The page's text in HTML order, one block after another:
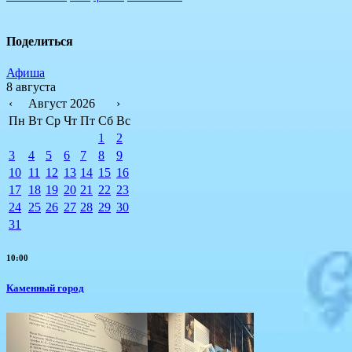
Поделиться
Афиша
8 августа
‹
Август 2026
›
Пн Вт Ср Чт Пт Сб Вс
1
2
3
4 5 6 7 8
9
10 11 12 13 14 15 16
17 18 19 20 21 22 23
24 25 26 27 28 29 30
31
10:00
Каменный город